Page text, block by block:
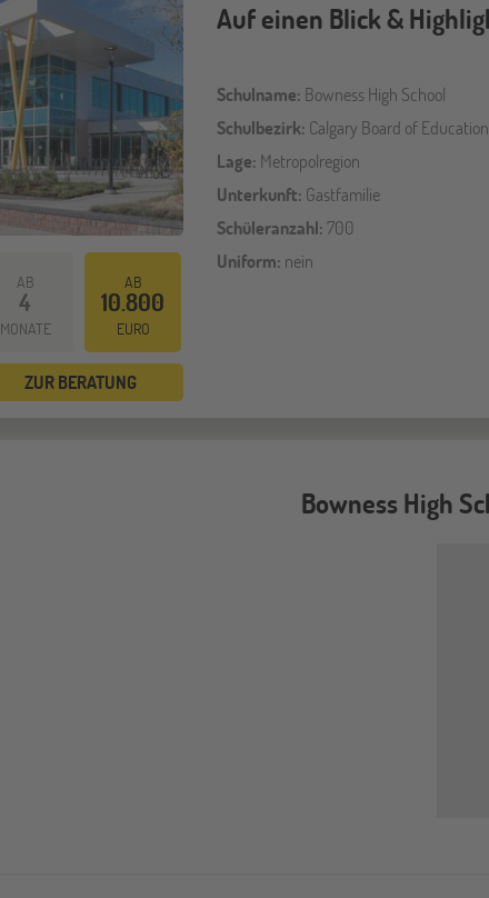
AB
4
MONATE
AB
10.800
EURO
ZUR BERATUNG
Auf einen Blick &
Schulname: Bowness High School
Schulbezirk: Calgary Board of Education
Lage: Metropolregion
Unterkunft: Gastfamilie
Schüleranzahl:700
Uniform: nein
Bowness High